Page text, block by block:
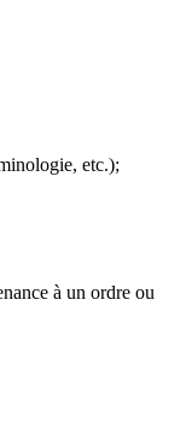
etc.);
à un ordre ou